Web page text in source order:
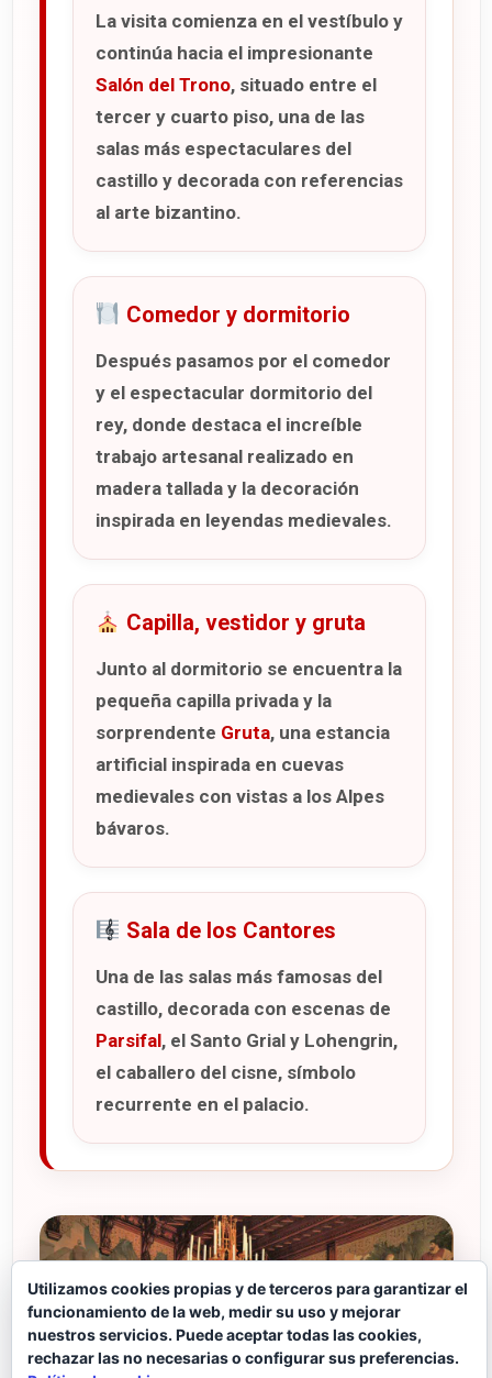
La visita comienza en el vestíbulo y
continúa hacia el impresionante
Salón del Trono, situado entre el
tercer y cuarto piso, una de las
salas más espectaculares del
castillo y decorada con referencias
al arte bizantino.
Comedor y dormitorio
Después pasamos por el comedor
y el espectacular dormitorio del
rey, donde destaca el increíble
trabajo artesanal realizado en
madera tallada y la decoración
inspirada en leyendas medievales.
Capilla, vestidor y gruta
Junto al dormitorio se encuentra la
pequeña capilla privada y la
sorprendente Gruta, una estancia
artificial inspirada en cuevas
medievales con vistas a los Alpes
bávaros.
Sala de los Cantores
Una de las salas más famosas del
castillo, decorada con escenas de
Parsifal, el Santo Grial y Lohengrin,
el caballero del cisne, símbolo
recurrente en el palacio.
Utilizamos cookies propias y de terceros para garantizar el
funcionamiento de la web, medir su uso y mejorar
nuestros servicios. Puede aceptar todas las cookies,
rechazar las no necesarias o configurar sus preferencias.